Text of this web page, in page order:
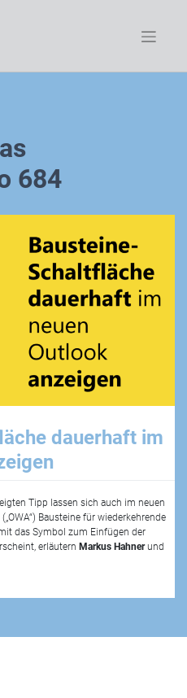
684
dauerhaft im
Tipp lassen sich auch im neuen
Bausteine für wiederkehrende
das Symbol zum Einfügen der
erläutern Markus Hahnerund